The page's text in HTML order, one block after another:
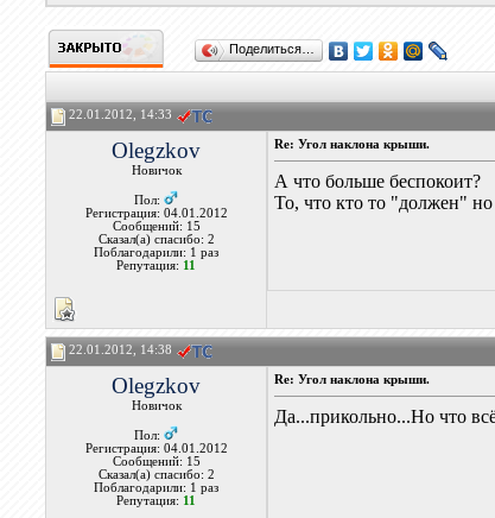
Поделиться…
22.01.2012, 14:33
Olegzkov
Новичок
Пол:
Регистрация: 04.01.2012
Сообщений: 15
Сказал(а) спасибо: 2
Поблагодарили: 1 раз
Репутация: 11
Re: Угол наклона крыши.
А что больше беспокоит?
То, что кто то "должен" но
22.01.2012, 14:38
Olegzkov
Новичок
Пол:
Регистрация: 04.01.2012
Сообщений: 15
Сказал(а) спасибо: 2
Поблагодарили: 1 раз
Репутация: 11
Re: Угол наклона крыши.
Да...прикольно...Но что